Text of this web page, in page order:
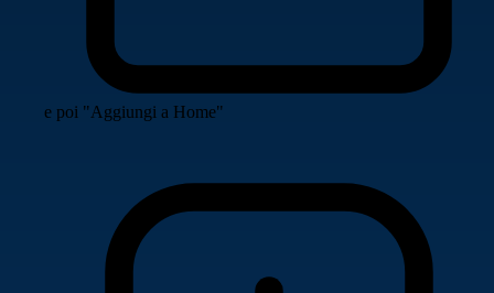
e poi "Aggiungi a Home"